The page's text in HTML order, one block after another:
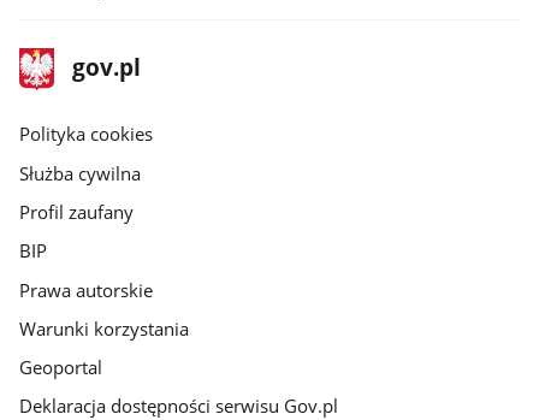
stopka
gov.pl
Strona
gov.pl
gov.pl
Polityka cookies
Służba cywilna
Profil zaufany
BIP
Prawa autorskie
Warunki korzystania
Geoportal
Deklaracja dostępności serwisu Gov.pl